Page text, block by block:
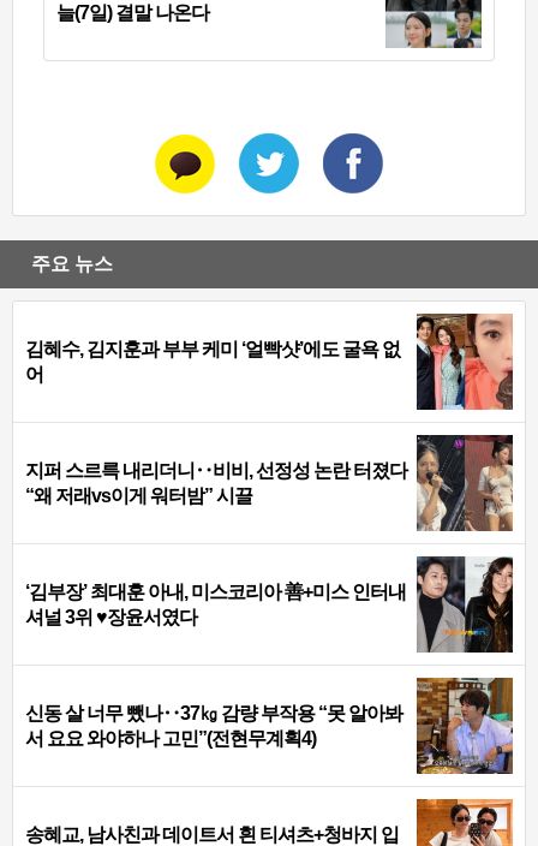
늘(7일) 결말 나온다
주요 뉴스
김혜수, 김지훈과 부부 케미 ‘얼빡샷’에도 굴욕 없
어
지퍼 스르륵 내리더니‥비비, 선정성 논란 터졌다
“왜 저래vs이게 워터밤” 시끌
‘김부장’ 최대훈 아내, 미스코리아 善+미스 인터내
셔널 3위 ♥장윤서였다
신동 살 너무 뺐나‥37㎏ 감량 부작용 “못 알아봐
서 요요 와야하나 고민”(전현무계획4)
송혜교, 남사친과 데이트서 흰 티셔츠+청바지 입